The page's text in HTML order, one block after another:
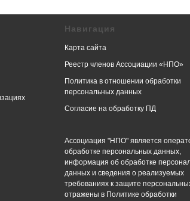
Навигация
Карта сайта
Реестр членов Ассоциации «НПО»
Политика в отношении обработки
персональных данных
Согласие на обработку ПД
Ассоциация "НПО" является
обработке персональных данных,
информация об обработке
данных и сведения о реализуемых
требованиях к защите
отражены в Политике обработки